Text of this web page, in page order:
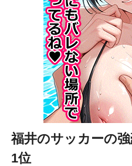
福井のサッカーの
1位